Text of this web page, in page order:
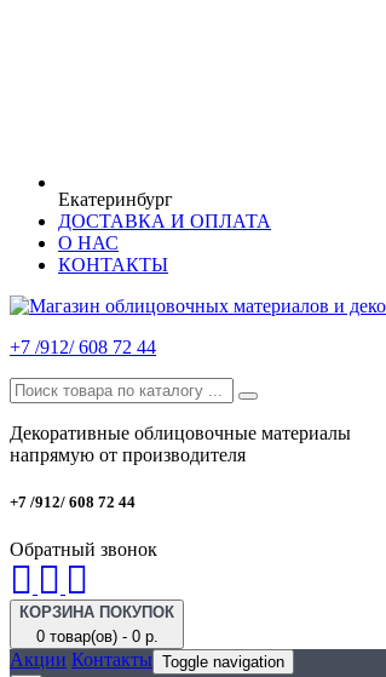
Екатеринбург
ДОСТАВКА И ОПЛАТА
О НАС
КОНТАКТЫ
+7 /912/ 608 72 44
Декоративные облицовочные материалы
напрямую от производителя
+7 /912/ 608 72 44
Обратный звонок
КОРЗИНА ПОКУПОК
0 товар(ов) - 0 р.
Акции Контакты Toggle navigation